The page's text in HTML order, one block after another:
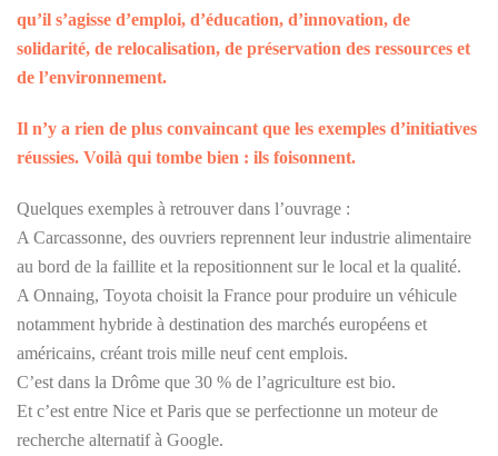
qu’il s’agisse d’emploi, d’éducation, d’innovation, de
solidarité, de relocalisation, de préservation des ressources et
de l’environnement.
Il n’y a rien de plus convaincant que les exemples d’initiatives
réussies. Voilà qui tombe bien : ils foisonnent.
Quelques exemples à retrouver dans l’ouvrage :
A Carcassonne, des ouvriers reprennent leur industrie alimentaire
au bord de la faillite et la repositionnent sur le local et la qualité.
A Onnaing, Toyota choisit la France pour produire un véhicule
notamment hybride à destination des marchés européens et
américains, créant trois mille neuf cent emplois.
C’est dans la Drôme que 30 % de l’agriculture est bio.
Et c’est entre Nice et Paris que se perfectionne un moteur de
recherche alternatif à Google.